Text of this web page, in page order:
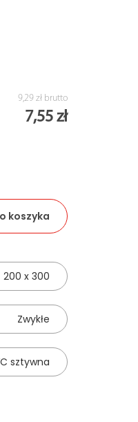
9,29 zł brutto
7,55 zł
koszyka
200 x 300
Zwykłe
sztywna